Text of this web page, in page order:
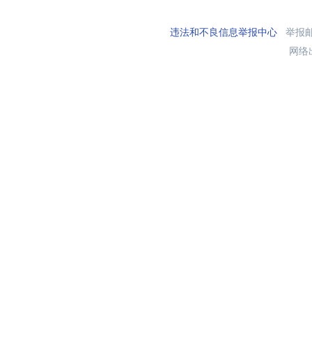
违法和不良信息举报中心举报
网